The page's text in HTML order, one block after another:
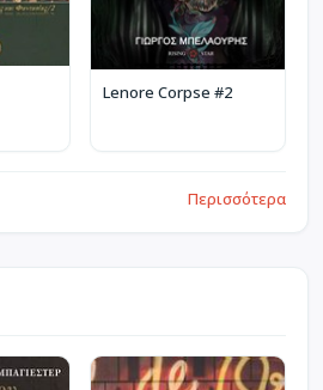
Lenore Corpse #2
Περισσότερα